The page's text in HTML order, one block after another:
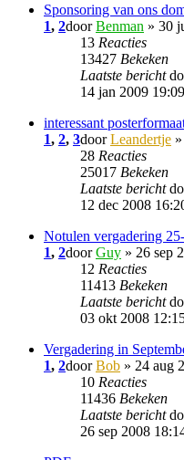
Sponsoring van ons
1, 2doorBenman » 30
13 Reacties
13427 Bekeken
Laatste bericht
14 jan 2009 19:09
interessant
1, 2, 3doorLeandertje
28 Reacties
25017 Bekeken
Laatste bericht
12 dec 2008
Notulen vergadering
1, 2doorGuy » 26 sep
12 Reacties
11413 Bekeken
Laatste bericht
03 okt 2008
Vergadering in
1, 2doorBob » 24 aug
10 Reacties
11436 Bekeken
Laatste bericht
26 sep 2008